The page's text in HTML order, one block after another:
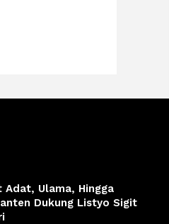
Adat, Ulama, Hingga
Dukung Listyo Sigit